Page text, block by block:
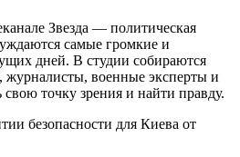
Звезда — политическая
самые громкие и
дней. В студии собираются
журналисты, военные эксперты и
точку зрения и найти правду.
безопасности для Киева от